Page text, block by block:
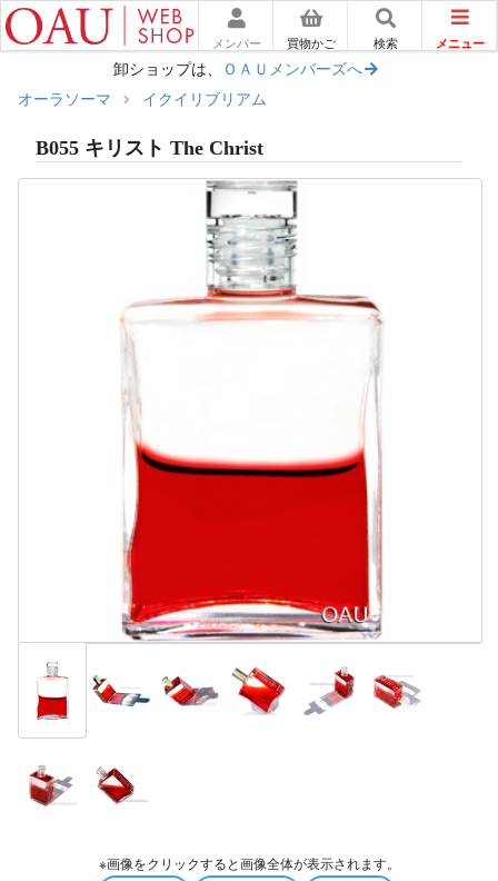
メンバー 買物かご 検索 メニュー
卸ショップは、
ＯＡＵメンバーズへ
オーラソーマ
イクイリブリアム
B055 キリスト The Christ
※画像をクリックすると画像全体が表示されます。